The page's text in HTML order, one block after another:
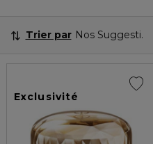
Trier par Nos Suggestions
Exclusivité